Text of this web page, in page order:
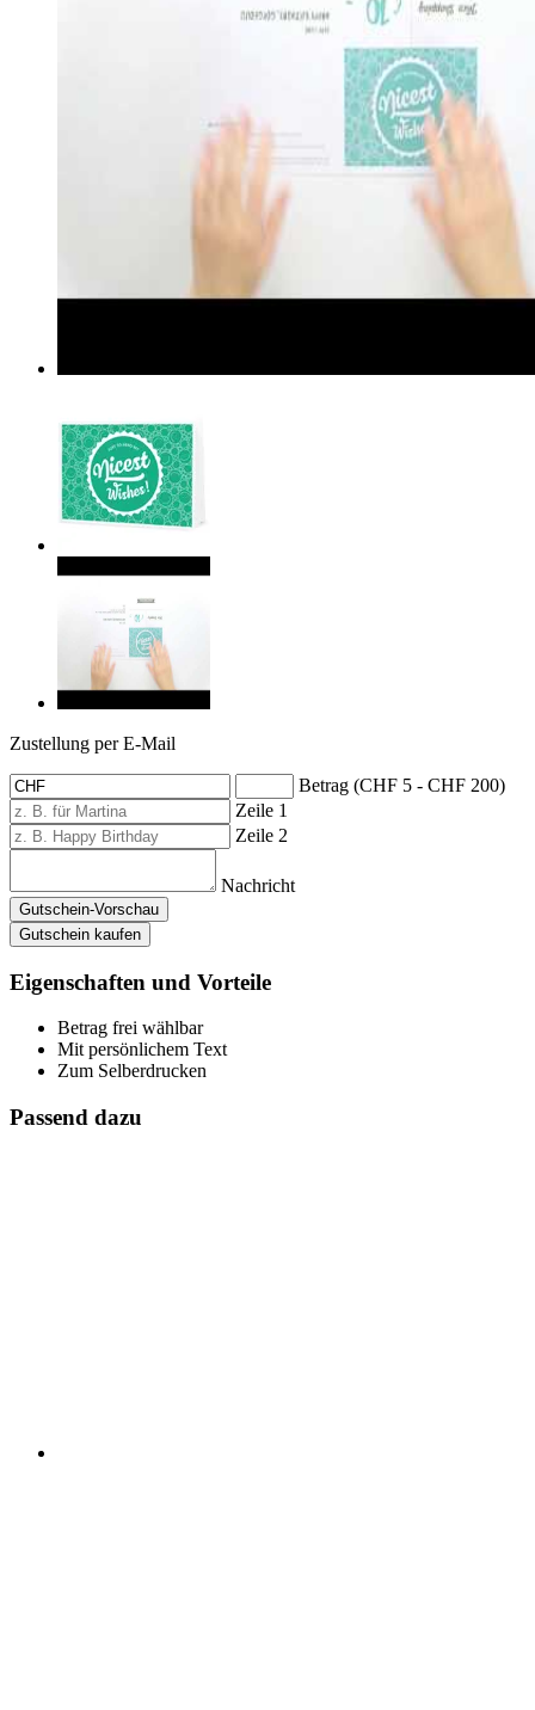
Zustellung per E-Mail
Betrag (CHF 5 - CHF 200)
Zeile 1
Zeile 2
Nachricht
Gutschein-Vorschau
Gutschein kaufen
Eigenschaften und Vorteile
Betrag frei wählbar
Mit persönlichem Text
Zum Selberdrucken
Passend dazu